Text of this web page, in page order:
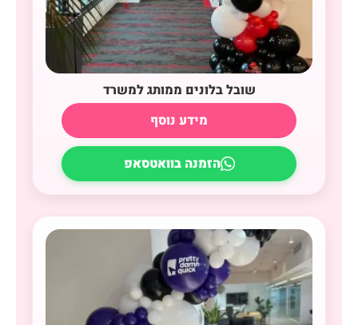
שובל בלונים ממותג למשרד
מידע נוסף
הזמנה בוואטסאפ